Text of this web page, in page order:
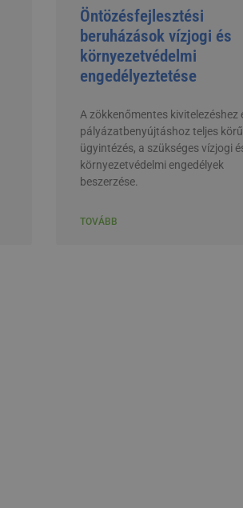
Öntözésfejlesztési
beruházások vízjogi és
környezetvédelmi
engedélyeztetése
A zökkenőmentes kivitelezéshez
pályázatbenyújtáshoz teljes körű
ügyintézés, a szükséges vízjogi
környezetvédelmi engedélyek
beszerzése.
TOVÁBB